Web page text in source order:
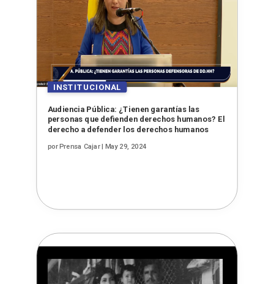
Audiencia Pública: ¿Tienen garantías las
personas que defienden derechos humanos? El
derecho a defender los derechos humanos
porPrensa Cajar| May 29, 2024